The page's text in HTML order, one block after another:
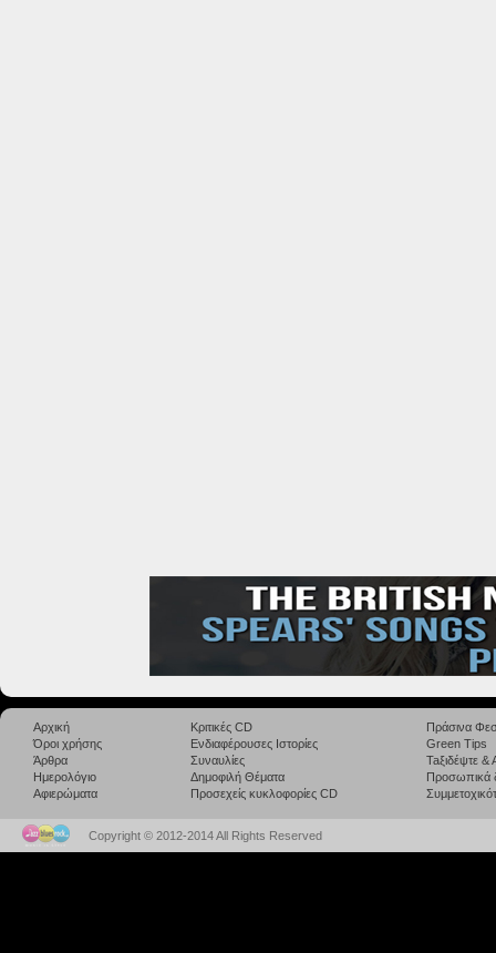
Αρχική
Όροι χρήσης
Άρθρα
Ημερολόγιο
Αφιερώματα
Κριτικές CD
Ενδιαφέρουσες Ιστορίες
Συναυλίες
Δημοφιλή Θέματα
Προσεχείς κυκλοφορίες CD
Πράσινα
Green Tips
Taξιδέψτε
Προσωπικά
Copyright © 2012-2014 All Rights Reserved